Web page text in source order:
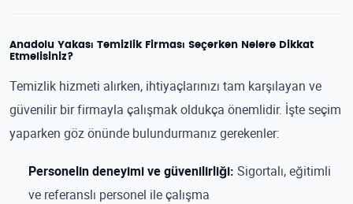
Anadolu Yakası Temizlik Firması Seçerken Nelere Dikkat
Etmelisiniz?
Temizlik hizmeti alırken, ihtiyaçlarınızı tam karşılayan ve
güvenilir bir firmayla çalışmak oldukça önemlidir. İşte seçim
yaparken göz önünde bulundurmanız gerekenler:
Personelin deneyimi ve güvenilirliği: Sigortalı, eğitimli
ve referanslı personel ile çalışma